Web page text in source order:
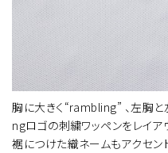
胸に大きく“rambling” 、左胸
ngロゴの刺繍ワッペンをレイア
裾につけた織ネームもアクセント